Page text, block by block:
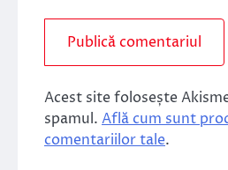
Acest site folosește
spamul. Află cum sunt
comentariilor tale.